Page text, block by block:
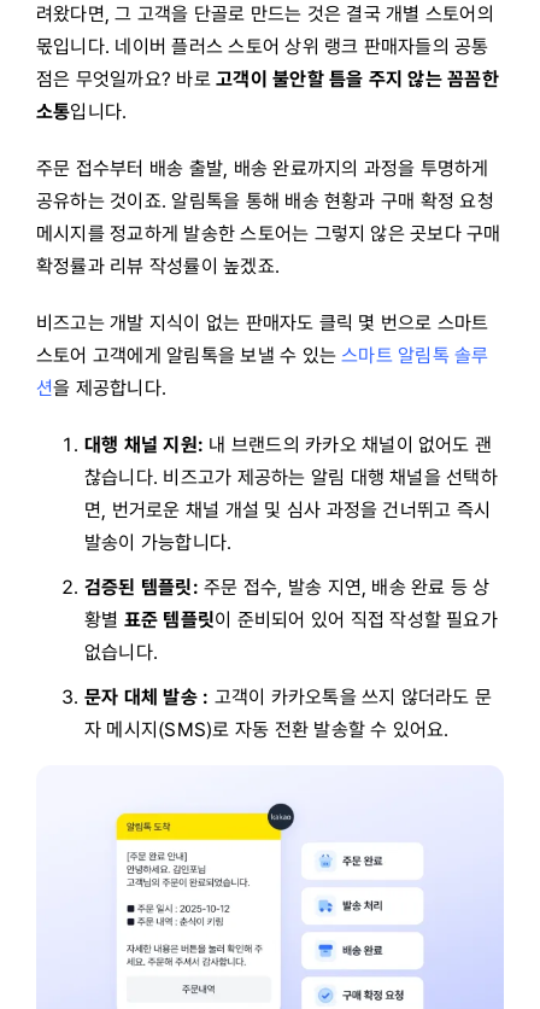
려왔다면, 그 고객을 단골로 만드는 것은 결국 개별 스토어의
몫입니다. 네이버 플러스 스토어 상위 랭크 판매자들의 공통
점은 무엇일까요? 바로고객이 불안할 틈을 주지 않는 꼼꼼한
소통입니다.
주문 접수부터 배송 출발, 배송 완료까지의 과정을 투명하게
공유하는 것이죠. 알림톡을 통해 배송 현황과 구매 확정 요청
메시지를 정교하게 발송한 스토어는 그렇지 않은 곳보다 구매
확정률과 리뷰 작성률이 높겠죠.
비즈고는 개발 지식이 없는 판매자도 클릭 몇 번으로 스마트
스토어 고객에게 알림톡을 보낼 수 있는스마트 알림톡 솔루
션을 제공합니다.
대행 채널 지원: 내 브랜드의 카카오 채널이 없어도 괜
찮습니다. 비즈고가 제공하는 알림 대행 채널을 선택하
면, 번거로운 채널 개설 및 심사 과정을 건너뛰고 즉시
발송이 가능합니다.
검증된 템플릿: 주문 접수, 발송 지연, 배송 완료 등 상
황별 표준 템플릿이 준비되어 있어 직접 작성할 필요가
없습니다.
문자 대체 발송 : 고객이 카카오톡을 쓰지 않더라도 문
자 메시지(SMS)로 자동 전환 발송할 수 있어요.